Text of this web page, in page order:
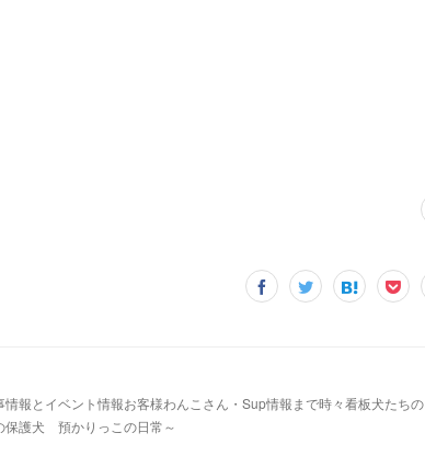
報とイベント情報お客様わんこさん・Sup情報まで時々看板犬たちの
保護犬 預かりっこの日常～